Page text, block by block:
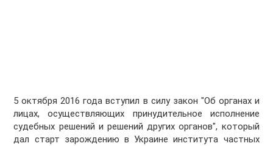
5 октября 2016 года вступил в силу закон "Об органах и
лицах, осуществляющих принудительное исполнение
судебных решений и решений других органов", который
дал старт зарождению в Украине института частных